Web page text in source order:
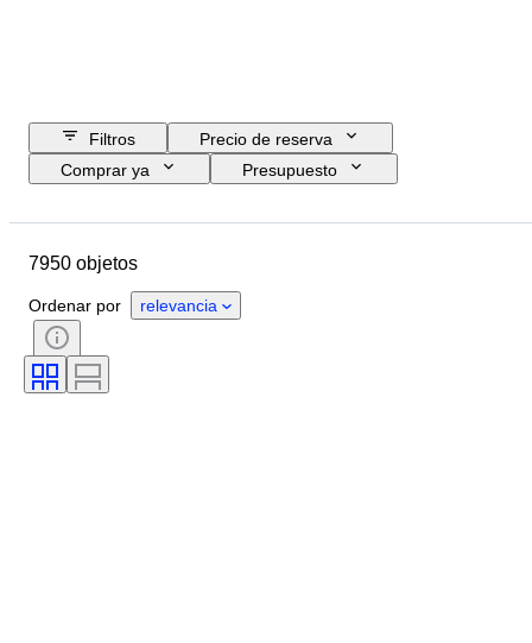
Filtros
Precio de reserva
Comprar ya
Presupuesto
País de origen
Estado
Certificado
Ley
Corte
Grado de color
7950 objetos
Ordenar por relevancia